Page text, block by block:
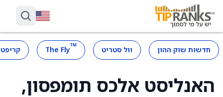
חדשות שוק ההון וול סטריט ™
The Fly
האנליסט אלכס תומפסון,